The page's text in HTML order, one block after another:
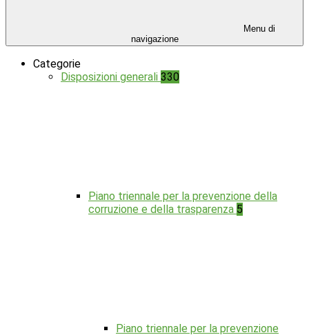
Menu di
navigazione
Categorie
Disposizioni generali 330
Piano triennale per la prevenzione della
corruzione e della trasparenza 5
Piano triennale per la prevenzione